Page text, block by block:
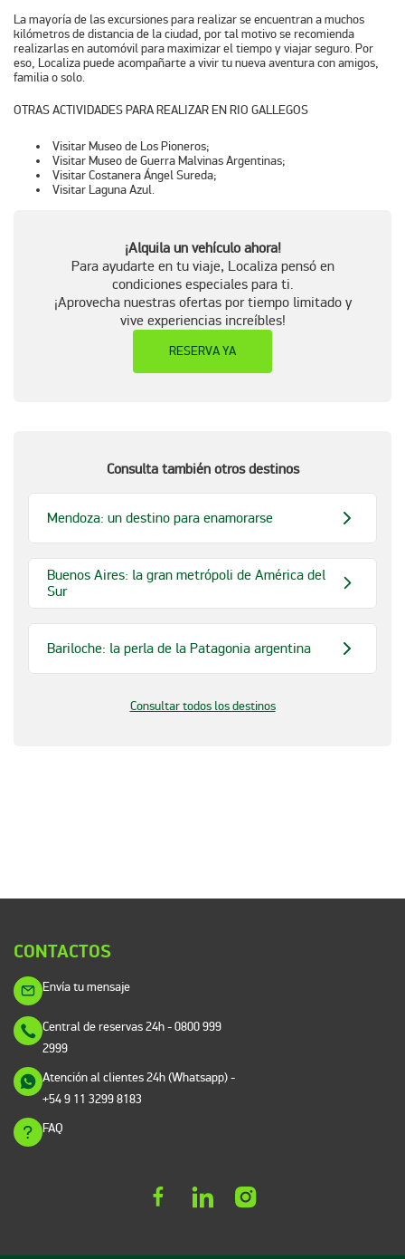
La mayoría de las excursiones para realizar se encuentran a muchos
kilómetros de distancia de la ciudad, por tal motivo se recomienda
realizarlas en automóvil para maximizar el tiempo y viajar seguro. Por
eso, Localiza puede acompañarte a vivir tu nueva aventura con amigos,
familia o solo.
OTRAS ACTIVIDADES PARA REALIZAR EN RIO GALLEGOS
Visitar Museo de Los Pioneros;
Visitar Museo de Guerra Malvinas Argentinas;
Visitar Costanera Ángel Sureda;
Visitar Laguna Azul.
¡Alquila un vehículo ahora!
Para ayudarte en tu viaje, Localiza pensó en
condiciones especiales para ti.
¡Aprovecha nuestras ofertas por tiempo limitado y
vive experiencias increíbles!
RESERVA YA
Consulta también otros destinos
Mendoza: un destino para enamorarse
Buenos Aires: la gran metrópoli de América del
Sur
Bariloche: la perla de la Patagonia argentina
Consultar todos los destinos
CONTACTOS
Envía tu mensaje
Central de reservas 24h- 0800 999
2999
Atención al clientes 24h (Whatsapp)-
+54 9 11 3299 8183
FAQ